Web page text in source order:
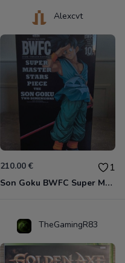
Alexcvt
210.00 € 1
Son Goku BWFC Super Master Stars
TheGamingR83